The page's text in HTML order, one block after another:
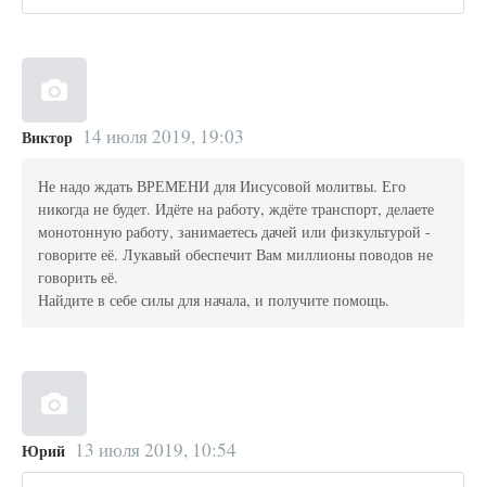
Виктор 14 июля 2019, 19:03
Не надо ждать ВРЕМЕНИ для Иисусовой молитвы. Его
никогда не будет. Идёте на работу, ждёте транспорт, делаете
монотонную работу, занимаетесь дачей или физкультурой -
говорите её. Лукавый обеспечит Вам миллионы поводов не
говорить её.
Найдите в себе силы для начала, и получите помощь.
Юрий 13 июля 2019, 10:54